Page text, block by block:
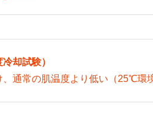
却試験）
通常の肌温度より低い（25℃環